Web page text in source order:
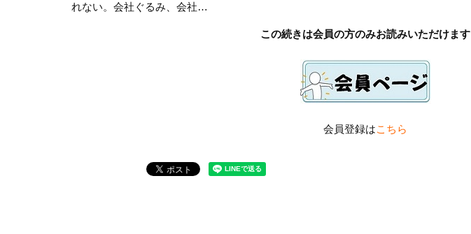
れない。会社ぐるみ、会社…
この続きは会員の方のみお読みいただけます
会員登録はこちら